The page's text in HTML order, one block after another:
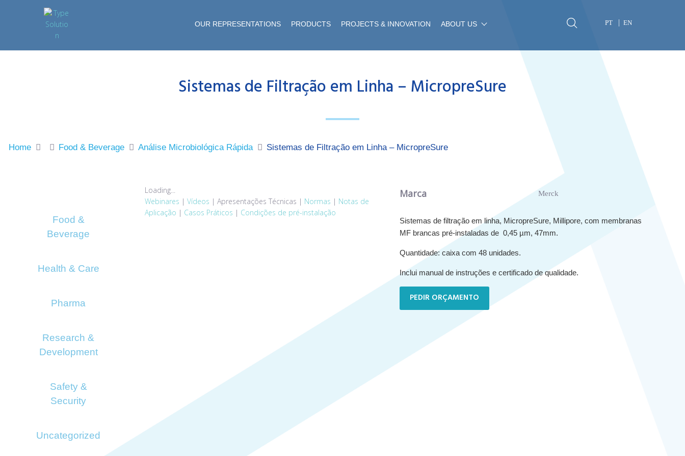
OUR REPRESENTATIONS PRODUCTS PROJECTS & INNOVATION ABOUT US PT EN
Sistemas de Filtração em Linha – MicropreSure
Home Food & Beverage Análise Microbiológica Rápida Sistemas de Filtração em Linha – MicropreSure
Food &
Beverage
Health & Care
Pharma
Research &
Development
Safety &
Security
Uncategorized
Loading...
Webinares | Vídeos | Apresentações Técnicas | Normas | Notas de
Aplicação | Casos Práticos | Condições de pré-instalação
Marca Merck
Sistemas de filtração em linha, MicropreSure, Millipore, com membranas
MF brancas pré-instaladas de 0,45 µm, 47mm.
Quantidade: caixa com 48 unidades.
Inclui manual de instruções e certificado de qualidade.
PEDIR ORÇAMENTO